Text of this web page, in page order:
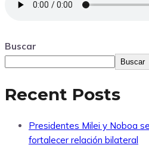
Buscar
Buscar
Recent Posts
Presidentes Milei y Noboa
fortalecer relación bilateral